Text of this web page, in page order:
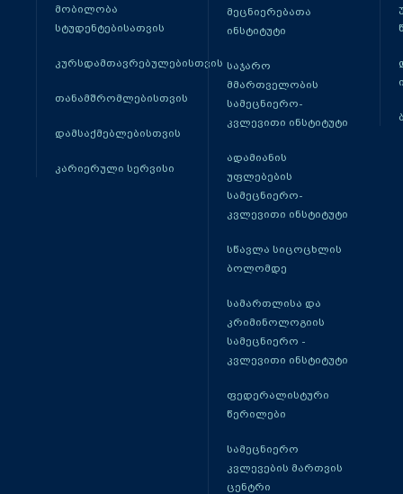
მობილობა
სტუდენტებისათვის
კურსდამთავრებულებისთვის
თანამშრომლებისთვის
დამსაქმებლებისთვის
კარიერული სერვისი
მეცნიერებათა
ინსტიტუტი
საჯარო
მმართველობის
სამეცნიერო-
კვლევითი ინსტიტუტი
ადამიანის
უფლებების
სამეცნიერო-
კვლევითი ინსტიტუტი
სწავლა სიცოცხლის
ბოლომდე
სამართლისა და
კრიმინოლოგიის
სამეცნიერო -
კვლევითი ინსტიტუტი
ფედერალისტური
წერილები
სამეცნიერო
კვლევების მართვის
ცენტრი